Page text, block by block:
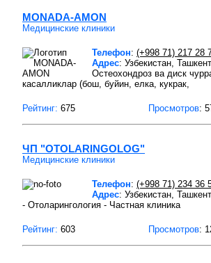
MONADA-AMON
Медицинские клиники
Телефон: (+998 71) 217 28
Адрес: Узбекистан,
Остеохондроз ва диск
касалликлар (бош, буйин, елка, кукрак,
Рейтинг: 675 Просмотров:
ЧП "OTOLARINGOLOG"
Медицинские клиники
Телефон: (+998 71) 234 36
Адрес: Узбекистан,
- Отоларингология - Частная клиника
Рейтинг: 603 Просмотров: